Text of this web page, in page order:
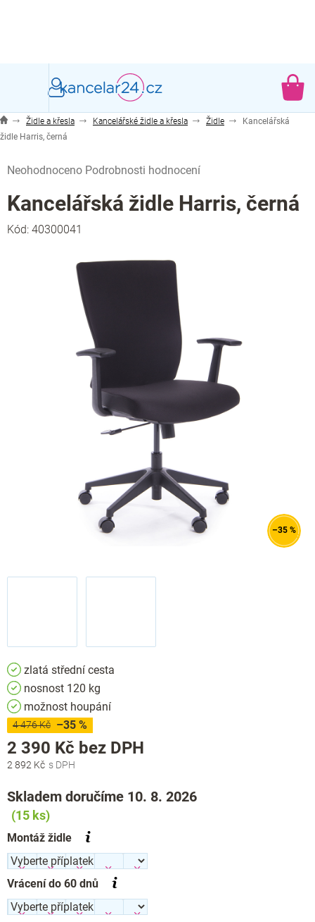
Židle a křesla Kancelářské židle a křesla Židle
Kancelářská
židle Harris, černá
hodnocení
produktu
je
0,0
Neohodnoceno Podrobnosti hodnocení
Kancelářská židle Harris, černá
Kód: 40300041
–35 %
zlatá střední cesta
nosnost 120 kg
možnost houpání
4 476 Kč –35 %
2 892 Kč
2 390 Kč bez DPH
Skladem doručíme 10. 8. 2026
(15 ks)
Montáž židle
Vrácení do 60 dnů